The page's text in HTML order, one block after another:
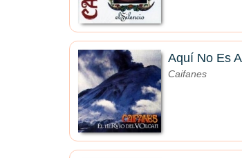
Aquí No Es
Caifanes